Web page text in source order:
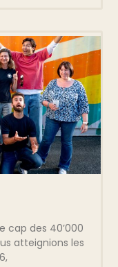
cap des 40’000
atteignions les